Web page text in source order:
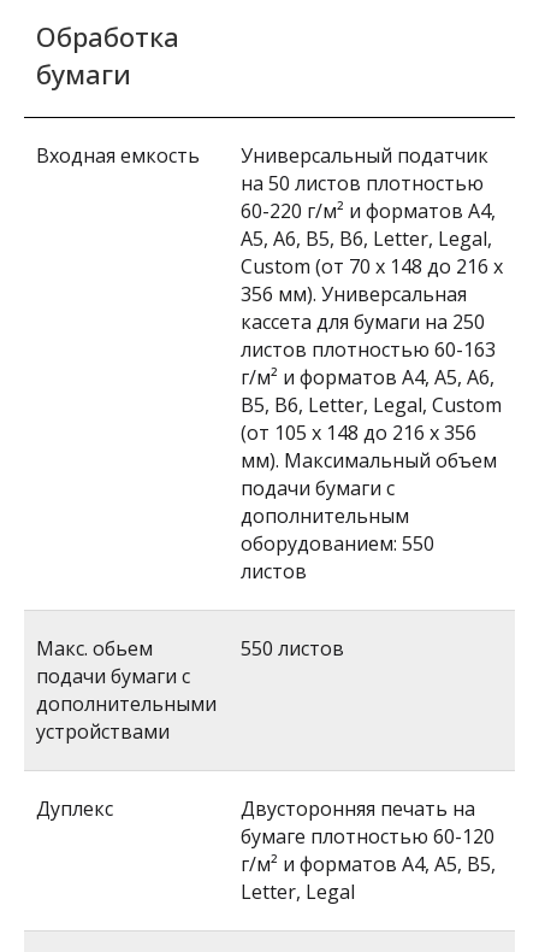
Обработка
бумаги
Входная емкость
Универсальный податчик
на 50 листов плотностью
60-220 г/м² и форматов A4,
A5, A6, B5, B6, Letter, Legal,
Custom (от 70 x 148 до 216 x
356 мм). Универсальная
кассета для бумаги на 250
листов плотностью 60-163
г/м² и форматов A4, A5, A6,
B5, B6, Letter, Legal, Custom
(от 105 x 148 до 216 x 356
мм). Максимальный объем
подачи бумаги с
дополнительным
оборудованием: 550
листов
Макс. обьем
подачи бумаги с
дополнительными
устройствами
550 листов
Дуплекс
Двусторонняя печать на
бумаге плотностью 60-120
г/м² и форматов A4, A5, B5,
Letter, Legal